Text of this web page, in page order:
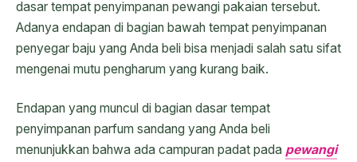
dasar tempat penyimpanan pewangi pakaian tersebut.
Adanya endapan di bagian bawah tempat penyimpanan
penyegar baju yang Anda beli bisa menjadi salah satu sifat
mengenai mutu pengharum yang kurang baik.
Endapan yang muncul di bagian dasar tempat
penyimpanan parfum sandang yang Anda beli
menunjukkan bahwa ada campuran padat pada pewangi